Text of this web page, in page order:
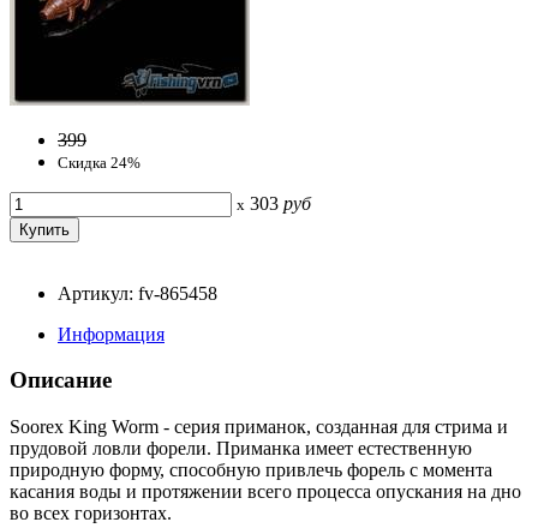
399
Скидка 24%
x 303 руб
Артикул: fv-865458
Информация
Описание
Soorex King Worm - серия приманок, созданная для стрима и
прудовой ловли форели. Приманка имеет естественную
природную форму, способную привлечь форель с момента
касания воды и протяжении всего процесса опускания на дно
во всех горизонтах.